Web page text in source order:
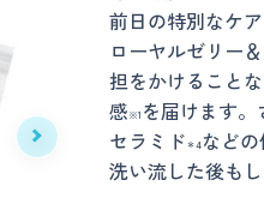
前日の特別なケ
ローヤルゼリー
担をかけること
感※1 を届けます
セラミド＊4などの
洗い流した後も